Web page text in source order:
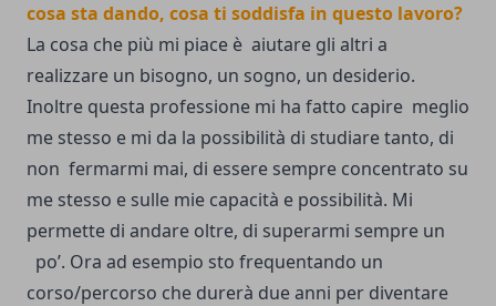
cosa sta dando, cosa ti soddisfa in questo lavoro?
La cosa che più mi piace è aiutare gli altri a
realizzare un bisogno, un sogno, un desiderio.
Inoltre questa professione mi ha fatto capire meglio
me stesso e mi da la possibilità di studiare tanto, di
non fermarmi mai, di essere sempre concentrato su
me stesso e sulle mie capacità e possibilità. Mi
permette di andare oltre, di superarmi sempre un
po’. Ora ad esempio sto frequentando un
corso/percorso che durerà due anni per diventare